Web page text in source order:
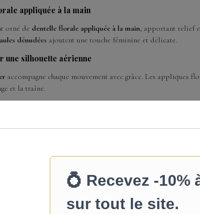
appliquée à la main
orné de dentelle florale appliquée à la main, apportant relief
dénudées ajoutent une touche féminine et délicate.
une silhouette aérienne
accompagne chaque mouvement avec grâce. Les
et la traîne.
cérémonie élégante
, une cérémonie en extérieur ou un mariage chic
bretelles tombantes en dentelle
appliquée à la main avec maintien interne